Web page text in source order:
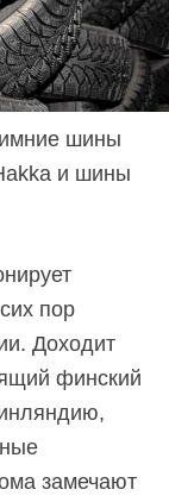
шины
и шины
пор
Доходит
финский
замечают